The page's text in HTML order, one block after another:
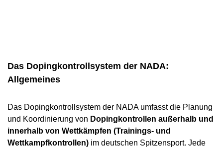
Das Dopingkontrollsystem der NADA:
Allgemeines
Das Dopingkontrollsystem der NADA umfasst die Planung
und Koordinierung von Dopingkontrollen außerhalb und
innerhalb von Wettkämpfen (Trainings- und
Wettkampfkontrollen) im deutschen Spitzensport. Jede